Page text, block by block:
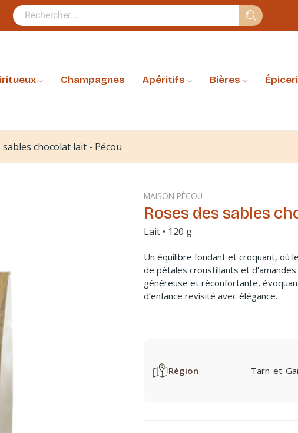
Champagnes Apéritifs Bières
sables chocolat lait - Pécou
MAISON PÉCOU
Roses des sables
Lait • 120 g
Un équilibre fondant et croquant, où
de pétales croustillants et
généreuse et réconfortante,
d’enfance revisité avec élégance.
Région Tarn-et-